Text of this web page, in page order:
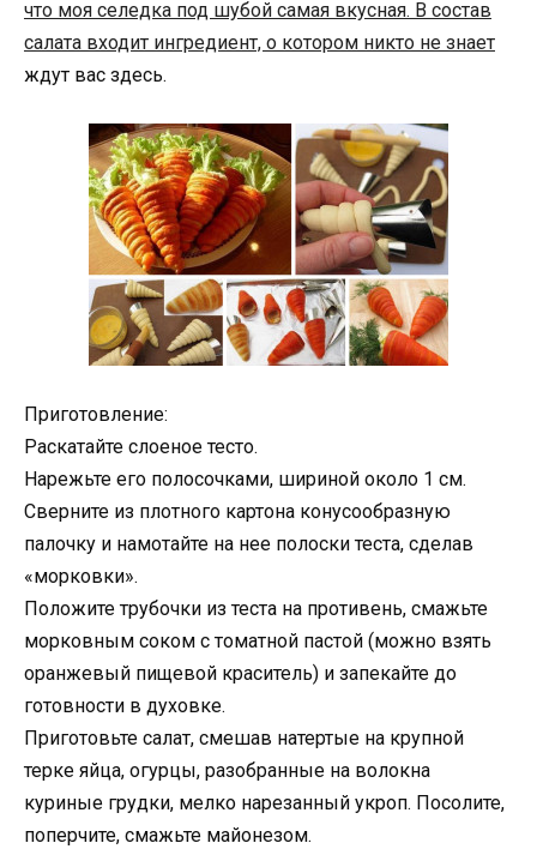
что моя селедка под шубой самая вкусная. В состав
салата входит ингредиент, о котором никто не знает
ждут вас здесь.
Приготовление:
Раскатайте слоеное тесто.
Нарежьте его полосочками, шириной около 1 см.
Сверните из плотного картона конусообразную
палочку и намотайте на нее полоски теста, сделав
«морковки».
Положите трубочки из теста на противень, смажьте
морковным соком с томатной пастой (можно взять
оранжевый пищевой краситель) и запекайте до
готовности в духовке.
Приготовьте салат, смешав натертые на крупной
терке яйца, огурцы, разобранные на волокна
куриные грудки, мелко нарезанный укроп. Посолите,
поперчите, смажьте майонезом.